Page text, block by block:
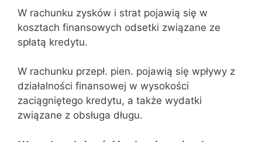
W rachunku zysków i strat pojawią się w
kosztach finansowych odsetki związane ze
spłatą kredytu.
W rachunku przepł. pien. pojawią się wpływy z
działalności finansowej w wysokości
zaciągniętego kredytu, a także wydatki
związane z obsługa długu.